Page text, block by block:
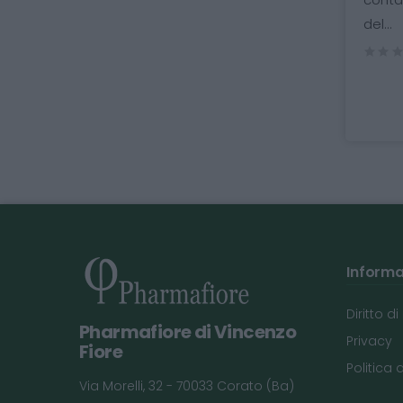
Pharmafiore di Vincenzo
Fiore
Via Morelli, 32 - 70033 Corato (Ba)
Diritto
Privacy
Politica